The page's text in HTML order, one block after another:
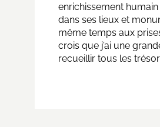
enrichissement
dans ses lieux et
même temps aux
crois que j’ai une
recueillir tous les